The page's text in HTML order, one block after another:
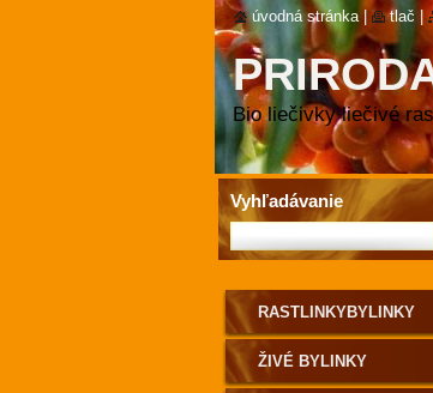
Bio liečivky liečivé
RASTLINKYBYLINKY
ŽIVÉ BYLINKY
Vyhľadávanie
úvodná stránka tlač